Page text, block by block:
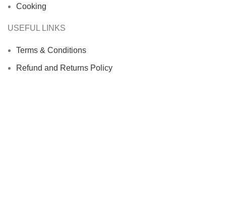
Cooking
USEFUL LINKS
Terms & Conditions
Refund and Returns Policy